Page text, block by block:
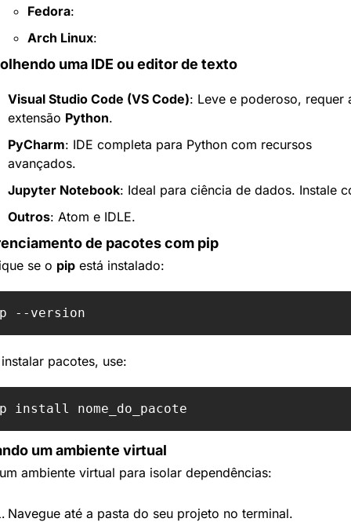
Fedora:
Arch Linux:
uma IDE ou editor de texto
Visual Studio Code (VS Code): Leve e poderoso, requer
extensão Python.
PyCharm: IDE completa para Python com recursos
avançados.
Jupyter Notebook: Ideal para ciência de dados. Instale
Outros: Atom e IDLE.
de pacotes com pip
se o pip está instalado:
pacotes, use:
um ambiente virtual
ambiente virtual para isolar dependências:
Navegue até a pasta do seu projeto no terminal.